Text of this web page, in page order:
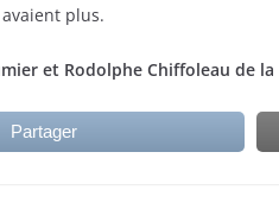
plus.
et Rodolphe Chiffoleau de la
Partager